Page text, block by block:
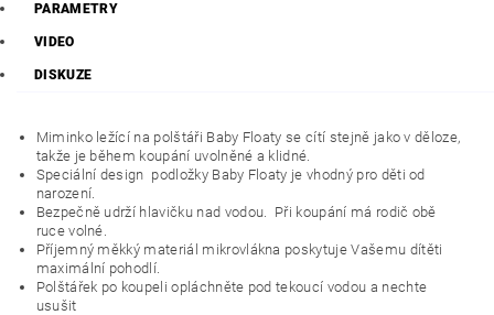
PARAMETRY
VIDEO
DISKUZE
Miminko ležící na polštáři Baby Floaty se cítí stejně jako v děloze,
takže je během koupání uvolněné a klidné.
Speciální design podložky Baby Floaty je vhodný pro děti od
narození.
Bezpečně udrží hlavičku nad vodou. Při koupání má rodič obě
ruce volné.
Příjemný měkký materiál mikrovlákna poskytuje Vašemu dítěti
maximální pohodlí.
Polštářek po koupeli opláchněte pod tekoucí vodou a nechte
usušit